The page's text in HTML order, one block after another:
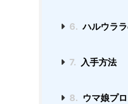
6. ハルウラ
7. 入手方法
8. ウマ娘プ